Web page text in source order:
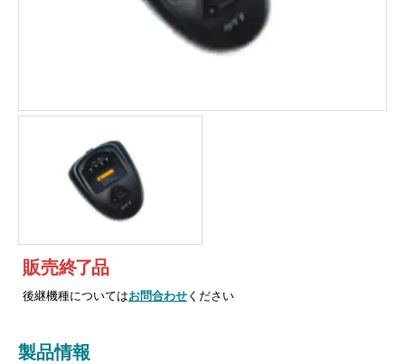
販売終了品
後継機種についてはお問合わせ ください
製品情報